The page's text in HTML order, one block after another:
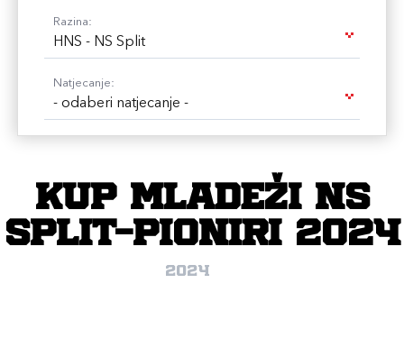
Razina:
HNS - NS Split
Natjecanje:
- odaberi natjecanje -
Kup mladeži NS
Split-pioniri 2024
2024